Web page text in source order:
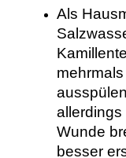
Als
allerdings
Wunde
besser